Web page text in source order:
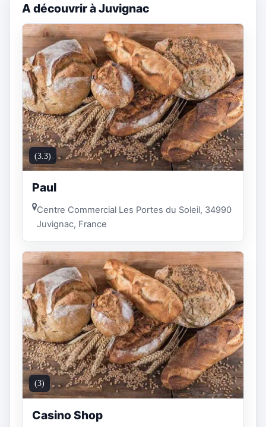
A découvrir à Juvignac
(3.3)
Paul
Centre Commercial Les Portes du Soleil, 34990
Juvignac, France
(3)
Casino Shop